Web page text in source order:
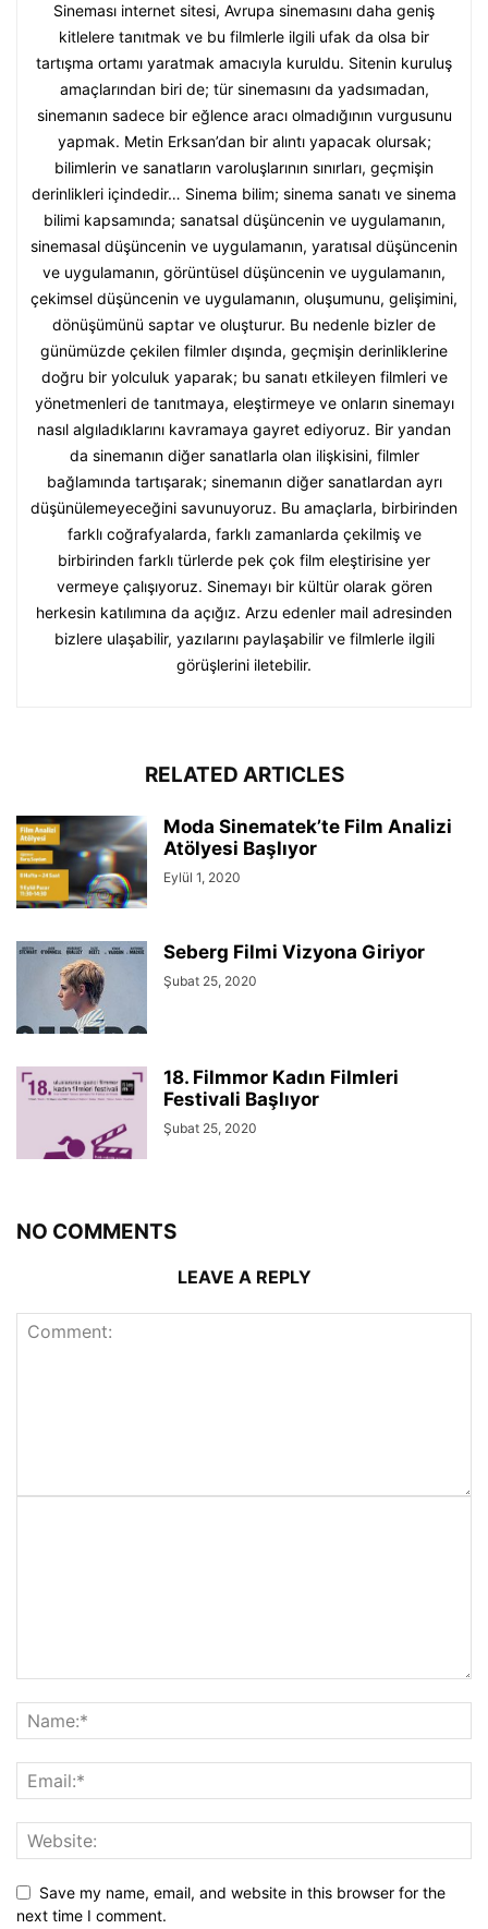
Sineması internet sitesi, Avrupa sinemasını daha geniş
kitlelere tanıtmak ve bu filmlerle ilgili ufak da olsa bir
tartışma ortamı yaratmak amacıyla kuruldu. Sitenin kuruluş
amaçlarından biri de; tür sinemasını da yadsımadan,
sinemanın sadece bir eğlence aracı olmadığının vurgusunu
yapmak. Metin Erksan’dan bir alıntı yapacak olursak;
bilimlerin ve sanatların varoluşlarının sınırları, geçmişin
derinlikleri içindedir… Sinema bilim; sinema sanatı ve sinema
bilimi kapsamında; sanatsal düşüncenin ve uygulamanın,
sinemasal düşüncenin ve uygulamanın, yaratısal düşüncenin
ve uygulamanın, görüntüsel düşüncenin ve uygulamanın,
çekimsel düşüncenin ve uygulamanın, oluşumunu, gelişimini,
dönüşümünü saptar ve oluşturur. Bu nedenle bizler de
günümüzde çekilen filmler dışında, geçmişin derinliklerine
doğru bir yolculuk yaparak; bu sanatı etkileyen filmleri ve
yönetmenleri de tanıtmaya, eleştirmeye ve onların sinemayı
nasıl algıladıklarını kavramaya gayret ediyoruz. Bir yandan
da sinemanın diğer sanatlarla olan ilişkisini, filmler
bağlamında tartışarak; sinemanın diğer sanatlardan ayrı
düşünülemeyeceğini savunuyoruz. Bu amaçlarla, birbirinden
farklı coğrafyalarda, farklı zamanlarda çekilmiş ve
birbirinden farklı türlerde pek çok film eleştirisine yer
vermeye çalışıyoruz. Sinemayı bir kültür olarak gören
herkesin katılımına da açığız. Arzu edenler mail adresinden
bizlere ulaşabilir, yazılarını paylaşabilir ve filmlerle ilgili
görüşlerini iletebilir.
RELATED ARTICLES
Moda Sinematek’te Film Analizi
Atölyesi Başlıyor
Eylül 1, 2020
Seberg Filmi Vizyona Giriyor
Şubat 25, 2020
18. Filmmor Kadın Filmleri
Festivali Başlıyor
Şubat 25, 2020
NO COMMENTS
LEAVE A REPLY
Save my name, email, and website in this browser for the
next time I comment.